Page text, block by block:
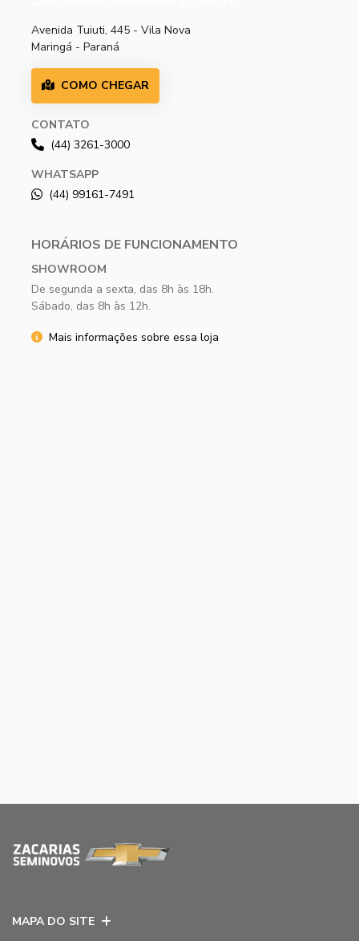
Avenida Tuiuti, 445 - Vila Nova
Maringá - Paraná
COMO CHEGAR
CONTATO
(44) 3261-3000
WHATSAPP
(44) 99161-7491
HORÁRIOS DE FUNCIONAMENTO
SHOWROOM
De segunda a sexta, das 8h às 18h.
Sábado, das 8h às 12h.
Mais informações sobre essa loja
MAPA DO SITE